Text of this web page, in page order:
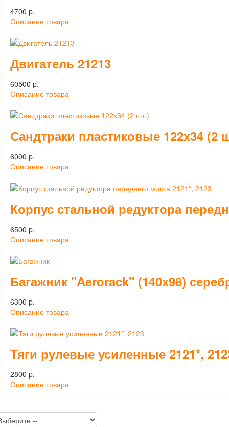
4700 p.
Описание товара
Двигатель 21213
60500 p.
Описание товара
Сандтраки пластиковые 122х34 (2
6000 p.
Описание товара
Корпус стальной редуктора
6500 p.
Описание товара
Багажник "Aerorack" (140х98)
6300 p.
Описание товара
Тяги рулевые усиленные 2121*,
2800 p.
Описание товара